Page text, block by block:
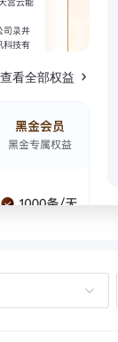
查看全部权益